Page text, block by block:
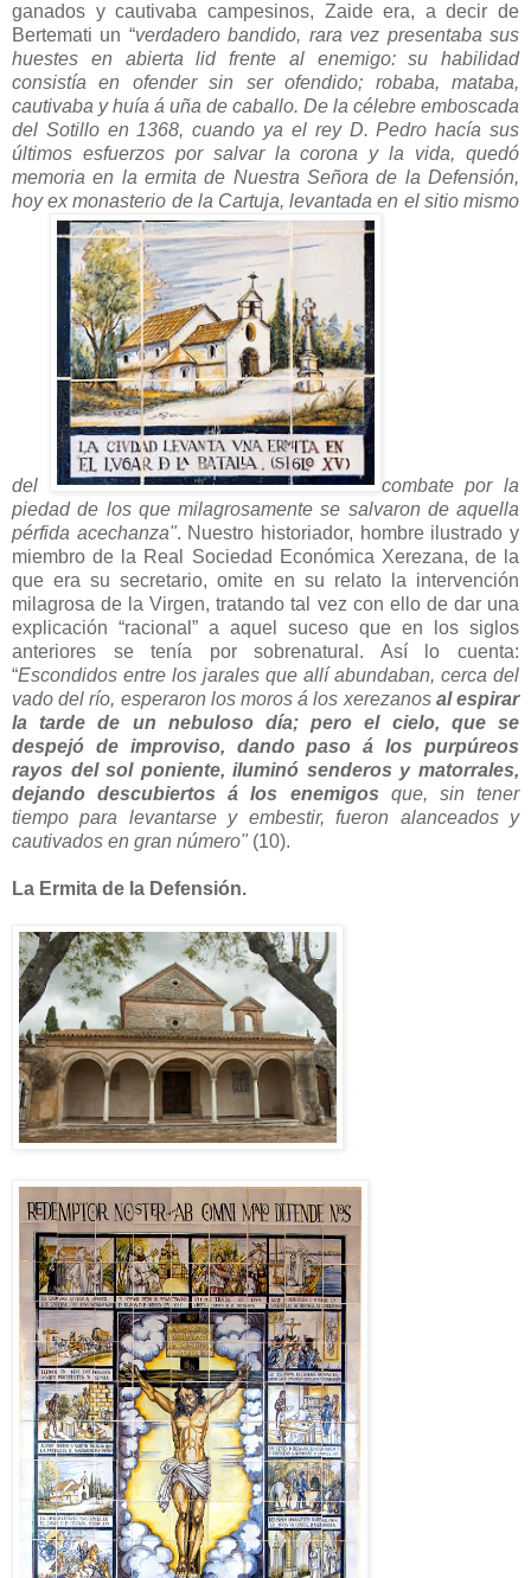
ganados y cautivaba campesinos, Zaide era, a decir de
Bertemati un “verdadero bandido, rara vez presentaba sus
huestes en abierta lid frente al enemigo: su habilidad
consistía en ofender sin ser ofendido; robaba, mataba,
cautivaba y huía á uña de caballo. De la célebre emboscada
del Sotillo en 1368, cuando ya el rey D. Pedro hacía sus
últimos esfuerzos por salvar la corona y la vida, quedó
memoria en la ermita de Nuestra Señora de la Defensión,
hoy ex monasterio de la Cartuja, levantada en el sitio mismo
del
combate por la
piedad de los que milagrosamente se salvaron de aquella
pérfida acechanza". Nuestro historiador, hombre ilustrado y
miembro de la Real Sociedad Económica Xerezana, de la
que era su secretario, omite en su relato la intervención
milagrosa de la Virgen, tratando tal vez con ello de dar una
explicación “racional” a aquel suceso que en los siglos
anteriores se tenía por sobrenatural. Así lo cuenta:
“Escondidos entre los jarales que allí abundaban, cerca del
vado del río, esperaron los moros á los xerezanos al espirar
la tarde de un nebuloso día; pero el cielo, que se
despejó de improviso, dando paso á los purpúreos
rayos del sol poniente, iluminó senderos y matorrales,
dejando descubiertos á los enemigos que, sin tener
tiempo para levantarse y embestir, fueron alanceados y
cautivados en gran número" (10).
La Ermita de la Defensión.